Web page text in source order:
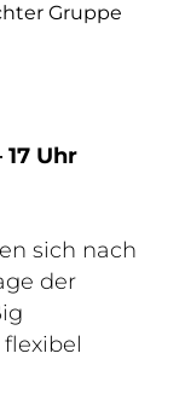
Gruppe
Uhr
sich nach
der